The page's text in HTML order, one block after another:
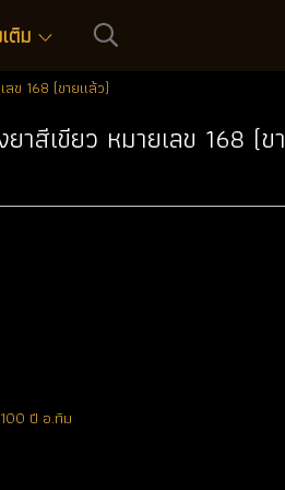
ติม
ลข 168 (ขายแล้ว)
าสีเขียว หมายเลข 168 (ข
ปี อ.ทิม